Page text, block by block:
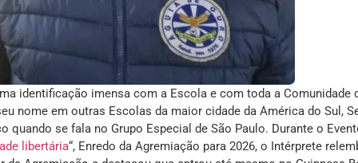
identificação imensa com a Escola e com toda a Comunidade
nome em outras Escolas da maior cidade da América do Sul,
se fala no Grupo Especial de São Paulo. Durante o
libertária“, Enredo da Agremiação para 2026, o Intérprete